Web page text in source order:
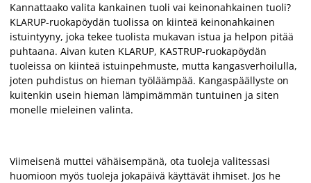
Kannattaako valita kankainen tuoli vai keinonahkainen tuoli?
KLARUP-ruokapöydän tuolissa on kiinteä keinonahkainen
istuintyyny, joka tekee tuolista mukavan istua ja helpon pitää
puhtaana. Aivan kuten KLARUP, KASTRUP-ruokapöydän
tuoleissa on kiinteä istuinpehmuste, mutta kangasverhoilulla,
joten puhdistus on hieman työläämpää. Kangaspäällyste on
kuitenkin usein hieman lämpimämmän tuntuinen ja siten
monelle mieleinen valinta.
Viimeisenä muttei vähäisempänä, ota tuoleja valitessasi
huomioon myös tuoleja jokapäivä käyttävät ihmiset. Jos he